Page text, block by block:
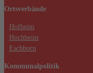
Ortsverbände
Hofheim
Hochheim
Eschborn
Kommunalpolitik